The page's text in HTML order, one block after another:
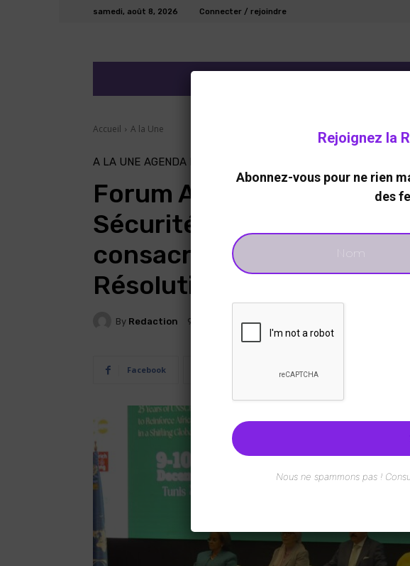
samedi, août 8, 2026 Connecter / rejoindre
Accueil A la Une
A LA UNE AGENDA FEMME- PAIX - SÉCURITÉ
Forum Africain Femmes,
Sécurité : Tunis accueille
consacrée au
Résolution 1325
By Redaction 9 Décembre 2025
Facebook Pinterest
Rejoignez la
Abonnez-vous pour ne rien
des
Nous ne spammons pas !